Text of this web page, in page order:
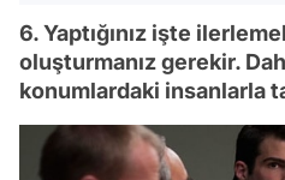
6. Yaptığınız işte
oluşturmanız gerekir.
konumlardaki insanlarla